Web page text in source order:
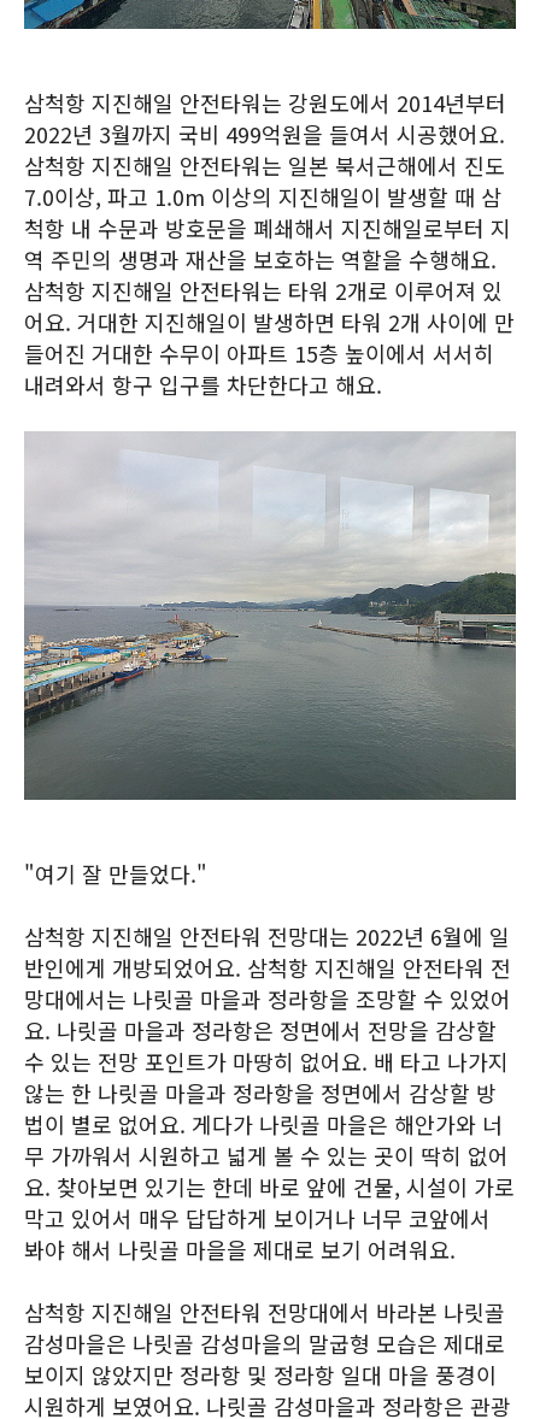
삼척항 지진해일 안전타워는 강원도에서 2014년부터
2022년 3월까지 국비 499억원을 들여서 시공했어요.
삼척항 지진해일 안전타워는 일본 북서근해에서 진도
7.0이상, 파고 1.0m 이상의 지진해일이 발생할 때 삼
척항 내 수문과 방호문을 폐쇄해서 지진해일로부터 지
역 주민의 생명과 재산을 보호하는 역할을 수행해요.
삼척항 지진해일 안전타워는 타워 2개로 이루어져 있
어요. 거대한 지진해일이 발생하면 타워 2개 사이에 만
들어진 거대한 수무이 아파트 15층 높이에서 서서히
내려와서 항구 입구를 차단한다고 해요.
"여기 잘 만들었다."
삼척항 지진해일 안전타워 전망대는 2022년 6월에 일
반인에게 개방되었어요. 삼척항 지진해일 안전타워 전
망대에서는 나릿골 마을과 정라항을 조망할 수 있었어
요. 나릿골 마을과 정라항은 정면에서 전망을 감상할
수 있는 전망 포인트가 마땅히 없어요. 배 타고 나가지
않는 한 나릿골 마을과 정라항을 정면에서 감상할 방
법이 별로 없어요. 게다가 나릿골 마을은 해안가와 너
무 가까워서 시원하고 넓게 볼 수 있는 곳이 딱히 없어
요. 찾아보면 있기는 한데 바로 앞에 건물, 시설이 가로
막고 있어서 매우 답답하게 보이거나 너무 코앞에서
봐야 해서 나릿골 마을을 제대로 보기 어려워요.
삼척항 지진해일 안전타워 전망대에서 바라본 나릿골
감성마을은 나릿골 감성마을의 말굽형 모습은 제대로
보이지 않았지만 정라항 및 정라항 일대 마을 풍경이
시원하게 보였어요. 나릿골 감성마을과 정라항은 관광